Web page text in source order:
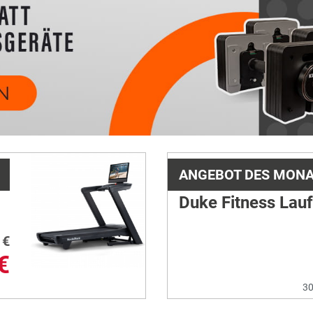
ANGEBOT DES
Duke Fitness